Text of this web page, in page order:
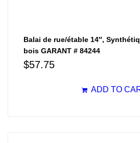
Balai de rue/étable 14″,
bois GARANT # 84244
$57.75
ADD TO